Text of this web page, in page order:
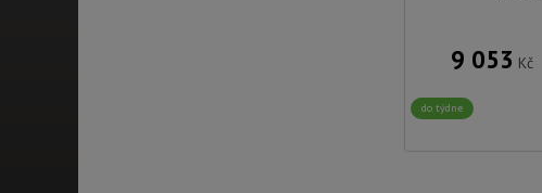
9 053 Kč
do týdne